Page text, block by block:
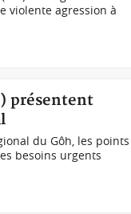
violente agression à
présentent
du Gôh, les points
besoins urgents